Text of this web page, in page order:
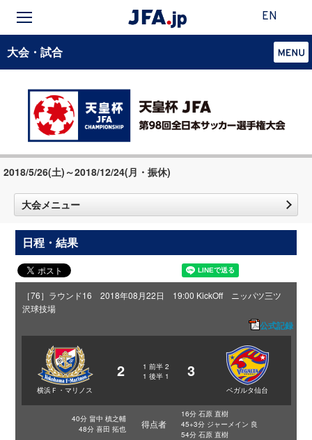
EN
大会・試合
2018/5/26(土)～2018/12/24(月・振休)
大会メニュー
日程・結果
［76］ラウンド16 2018年08月22日 19:00 KickOff ニッパツ三ツ
沢球技場
公式記録
横浜Ｆ・マリノス
2 1 前半 2
1 後半 1 3
ベガルタ仙台
40分 畠中 槙之輔
48分 喜田 拓也
得点者
16分 石原 直樹
45+3分 ジャーメイン 良
54分 石原 直樹